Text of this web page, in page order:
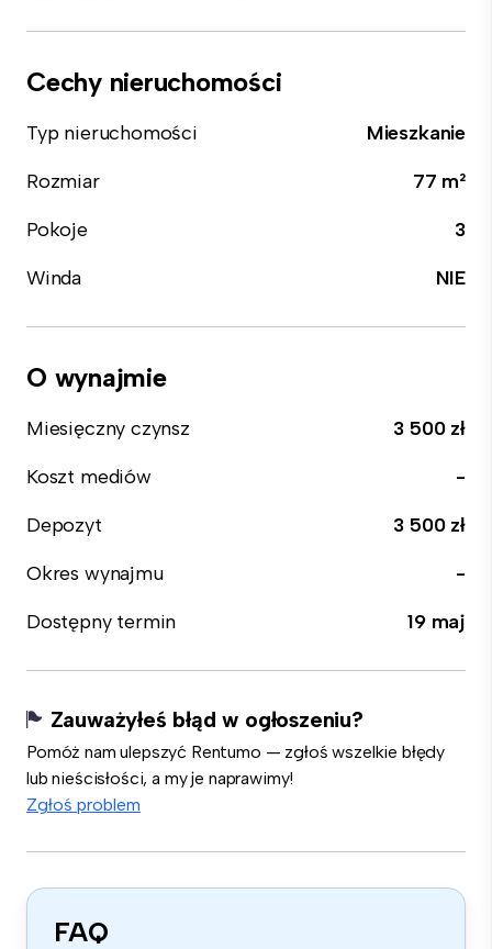
Cechy nieruchomości
Typ nieruchomości
Mieszkanie
Rozmiar
77 m²
Pokoje
3
Winda
NIE
O wynajmie
Miesięczny czynsz
3 500 zł
Koszt mediów
-
Depozyt
3 500 zł
Okres wynajmu
-
Dostępny termin
19 maj
Zauważyłeś błąd w ogłoszeniu?
Pomóż nam ulepszyć Rentumo — zgłoś wszelkie błędy
lub nieścisłości, a my je naprawimy!
Zgłoś problem
FAQ